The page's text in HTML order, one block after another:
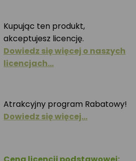
Kupując ten produkt,
akceptujesz licencję.
Dowiedz się więcej o naszych
licencjach…
Atrakcyjny program Rabatowy!
Dowiedz się więcej…